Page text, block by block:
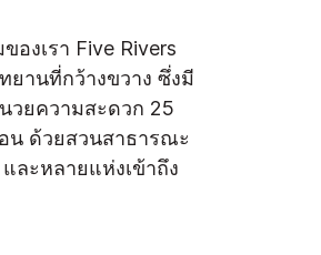
งเรา Five Rivers
ยานที่กว้างขวาง ซึ่งมี
วยความสะดวก 25
น ด้วยสวนสาธารณะ
ละหลายแห่งเข้าถึง